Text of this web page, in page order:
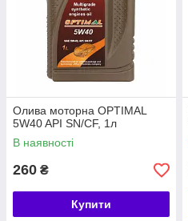
Олива моторна OPTIMAL
5W40 API SN/СF, 1л
В наявності
260 ₴
Купити